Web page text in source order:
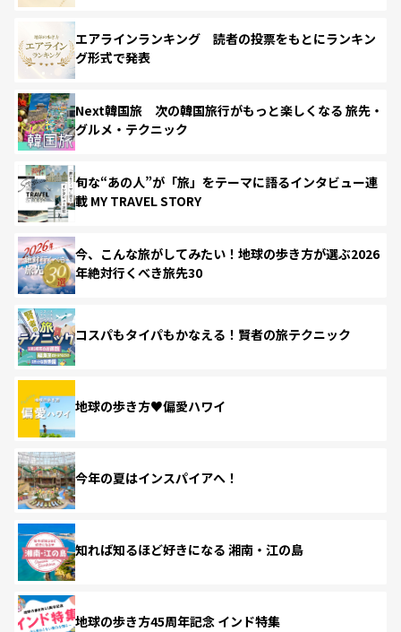
エアラインランキング 読者の投票をもとにランキン
グ形式で発表
Next韓国旅 次の韓国旅行がもっと楽しくなる 旅先・
グルメ・テクニック
旬な“あの人”が「旅」をテーマに語るインタビュー連
載 MY TRAVEL STORY
今、こんな旅がしてみたい！地球の歩き方が選ぶ2026
年絶対行くべき旅先30
コスパもタイパもかなえる！賢者の旅テクニック
地球の歩き方♥偏愛ハワイ
今年の夏はインスパイアへ！
知れば知るほど好きになる 湘南・江の島
地球の歩き方45周年記念 インド特集